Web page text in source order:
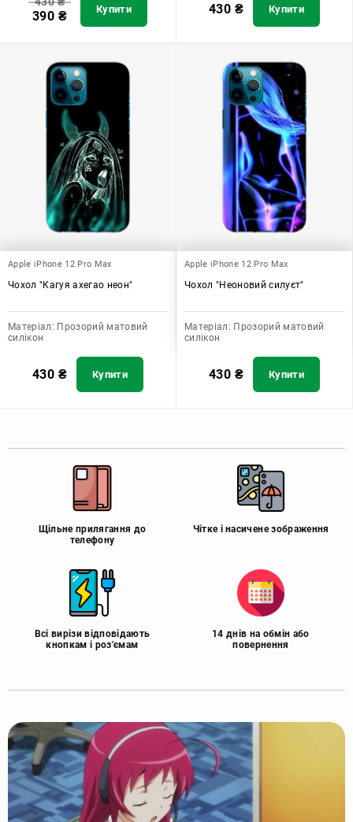
390 ₴ Купити 430 ₴ Купити
Apple iPhone 12 Pro Max
Чохол "Кагуя ахегао неон"
Матеріал: Прозорий матовий
силікон
430 ₴ Купити
Apple iPhone 12 Pro Max
Чохол "Неоновий силуєт"
Матеріал: Прозорий матовий
силікон
430 ₴ Купити
Щільне прилягання до
телефону
Чітке і насичене зображення
Всі вирізи відповідають
кнопкам і роз'ємам
14 днів на обмін або
повернення